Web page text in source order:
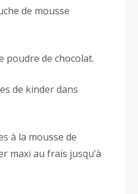
de mousse
poudre de chocolat.
de kinder dans
à la mousse de
maxi au frais jusqu’à